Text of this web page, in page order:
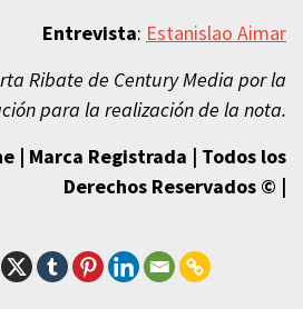
Entrevista: Estanislao Aimar
Ribate de Century Media por la
para la realización de la nota.
| Marca Registrada | Todos los
Derechos Reservados © |